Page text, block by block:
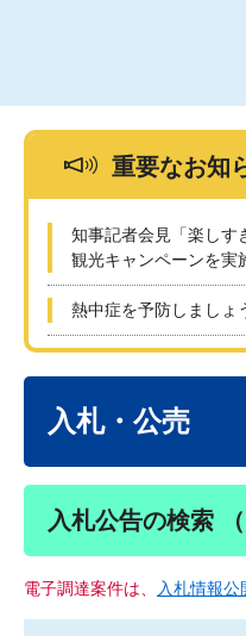
重要なお知
知事記者会見「楽しす
観光キャンペーンを実
熱中症を予防しましょ
入札・公売
入札公告の検索
電子調達案件は、 入札情報公